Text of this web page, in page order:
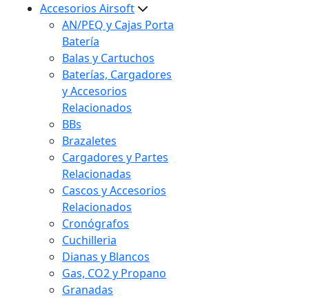
Accesorios Airsoft
AN/PEQ y Cajas Porta
Batería
Balas y Cartuchos
Baterías, Cargadores
y Accesorios
Relacionados
BBs
Brazaletes
Cargadores y Partes
Relacionadas
Cascos y Accesorios
Relacionados
Cronógrafos
Cuchilleria
Dianas y Blancos
Gas, CO2 y Propano
Granadas